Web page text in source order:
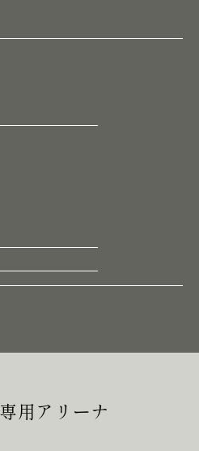
JECTS
UT US
OFF C
用アリーナ